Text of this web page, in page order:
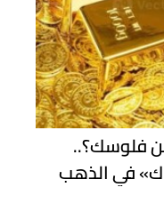
فلوسك؟..
في الذهب